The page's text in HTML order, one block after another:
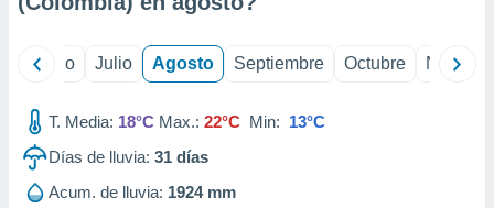
mediante
publicidad
Junio Julio Agosto Septiembre Octubre
T. Media: 18°C Max.: 22°C Min: 13°C
Días de lluvia: 31 días
Acum. de lluvia: 1924 mm